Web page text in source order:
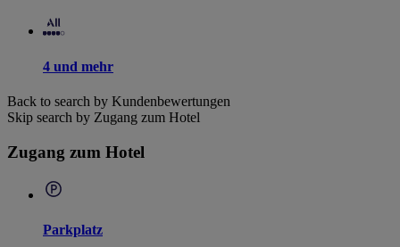
4 und mehr
Back to search by Kundenbewertungen
Skip search by Zugang zum Hotel
Zugang zum Hotel
Parkplatz